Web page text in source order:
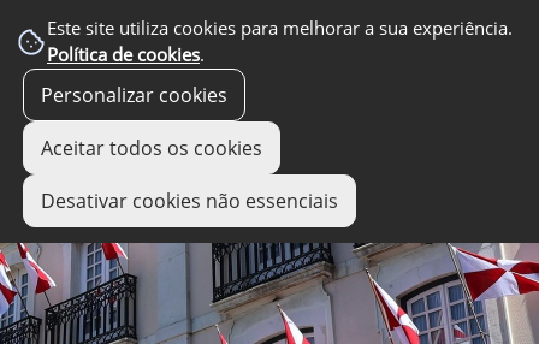
Este site utiliza cookies para melhorar a sua experiência.
Política de cookies.
Personalizar cookies
Aceitar todos os cookies
Desativar cookies não essenciais